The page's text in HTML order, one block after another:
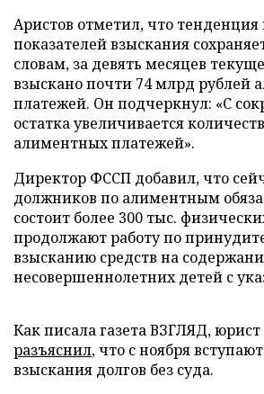
Аристов отметил, что тенденция
показателей взыскания
словам, за девять месяцев
взыскано почти 74 млрд рублей
платежей. Он подчеркнул: «С
остатка увеличивается
алиментных платежей».
Директор ФССП добавил, что
должников по алиментным
состоит более 300 тыс.
продолжают работу по
взысканию средств на
несовершеннолетних детей с
Как писала газета ВЗГЛЯД,
разъяснил, что с ноября
взыскания долгов без суда.